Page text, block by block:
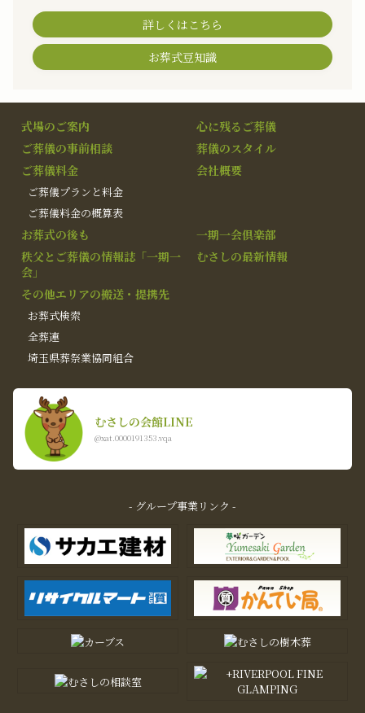
詳しくはこちら
お葬式豆知識
式場のご案内
心に残るご葬儀
ご葬儀の事前相談
葬儀のスタイル
ご葬儀料金
ご葬儀プランと料金
ご葬儀料金の概算表
会社概要
お葬式の後も
一期一会倶楽部
秩父とご葬儀の情報誌「一期一
会」
むさしの最新情報
その他エリアの搬送・提携先
お葬式検索
全葬連
埼玉県葬祭業協同組合
むさしの会館LINE
@xat.0000191353.vqa
- グループ事業リンク -